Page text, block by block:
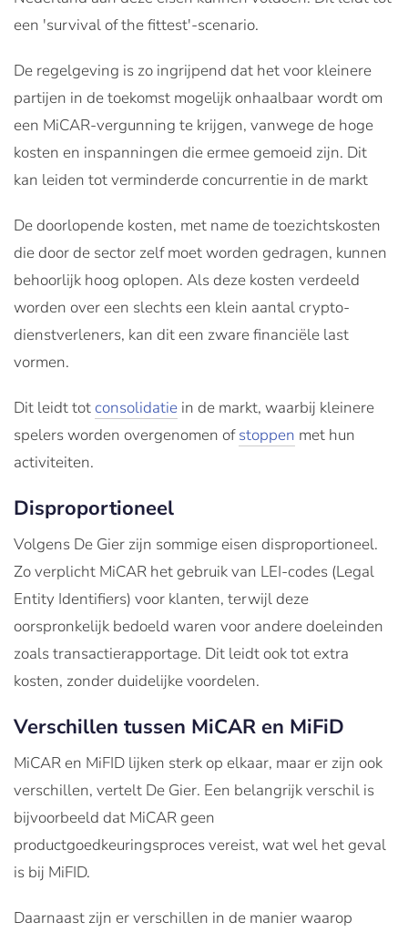
een 'survival of the fittest'-scenario.
De regelgeving is zo ingrijpend dat het voor kleinere
partijen in de toekomst mogelijk onhaalbaar wordt om
een MiCAR-vergunning te krijgen, vanwege de hoge
kosten en inspanningen die ermee gemoeid zijn. Dit
kan leiden tot verminderde concurrentie in de markt
De doorlopende kosten, met name de toezichtskosten
die door de sector zelf moet worden gedragen, kunnen
behoorlijk hoog oplopen. Als deze kosten verdeeld
worden over een slechts een klein aantal crypto-
dienstverleners, kan dit een zware financiële last
vormen.
Dit leidt totconsolidatie in de markt, waarbij kleinere
spelers worden overgenomen ofstoppen met hun
activiteiten.
Disproportioneel
Volgens De Gier zijn sommige eisen disproportioneel.
Zo verplicht MiCAR het gebruik van LEI-codes (Legal
Entity Identifiers) voor klanten, terwijl deze
oorspronkelijk bedoeld waren voor andere doeleinden
zoals transactierapportage. Dit leidt ook tot extra
kosten, zonder duidelijke voordelen.
Verschillen tussen MiCAR en MiFiD
MiCAR en MiFID lijken sterk op elkaar, maar er zijn ook
verschillen, vertelt De Gier. Een belangrijk verschil is
bijvoorbeeld dat MiCAR geen
productgoedkeuringsproces vereist, wat wel het geval
is bij MiFID.
Daarnaast zijn er verschillen in de manier waarop